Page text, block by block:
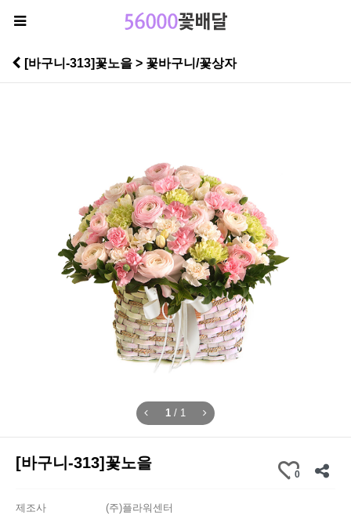
[바구니-313]꽃노을 > 꽃바구니/꽃상자
1 / 1
[바구니-313]꽃노을
0
제조사 (주)플라워센터